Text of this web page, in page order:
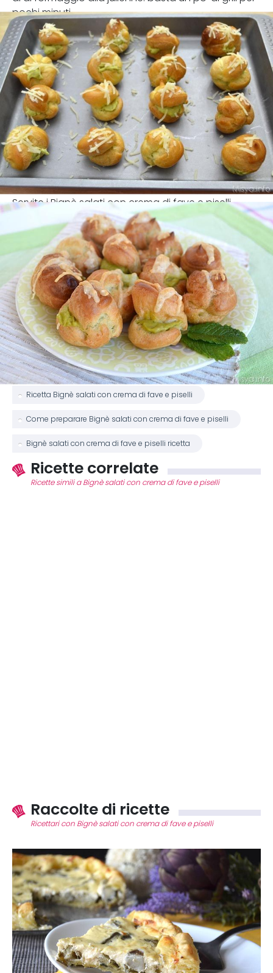
pochi minuti...
Servite i Bignè salati con crema di fave e piselli
Ricetta Bignè salati con crema di fave e piselli
Come preparare Bignè salati con crema di fave e piselli
Bignè salati con crema di fave e piselli ricetta
Ricette correlate
Ricette simili a Bignè salati con crema di fave e piselli
Raccolte di ricette
Ricettari con Bignè salati con crema di fave e piselli